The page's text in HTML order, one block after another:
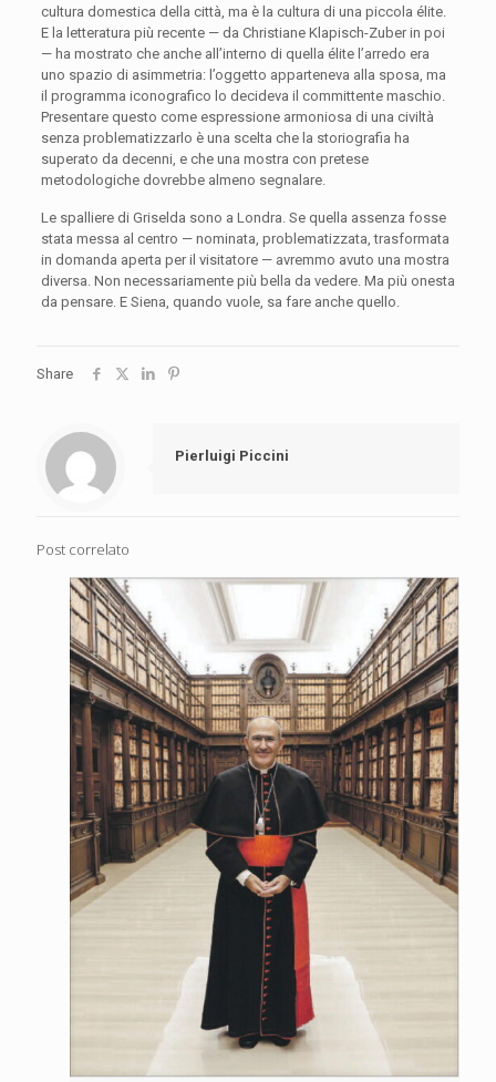
cultura domestica della città, ma è la cultura di una piccola élite.
E la letteratura più recente — da Christiane Klapisch-Zuber in poi
— ha mostrato che anche all’interno di quella élite l’arredo era
uno spazio di asimmetria: l’oggetto apparteneva alla sposa, ma
il programma iconografico lo decideva il committente maschio.
Presentare questo come espressione armoniosa di una civiltà
senza problematizzarlo è una scelta che la storiografia ha
superato da decenni, e che una mostra con pretese
metodologiche dovrebbe almeno segnalare.
Le spalliere di Griselda sono a Londra. Se quella assenza fosse
stata messa al centro — nominata, problematizzata, trasformata
in domanda aperta per il visitatore — avremmo avuto una mostra
diversa. Non necessariamente più bella da vedere. Ma più onesta
da pensare. E Siena, quando vuole, sa fare anche quello.
Share
Pierluigi Piccini
Post correlato